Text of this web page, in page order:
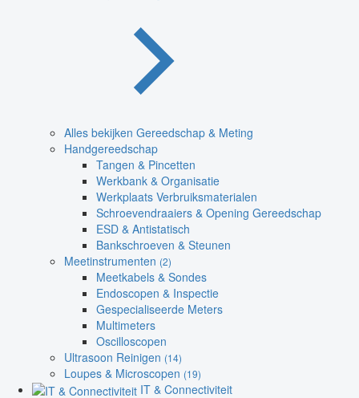
Alles bekijken Gereedschap & Meting
Handgereedschap
Tangen & Pincetten
Werkbank & Organisatie
Werkplaats Verbruiksmaterialen
Schroevendraaiers & Opening Gereedschap
ESD & Antistatisch
Bankschroeven & Steunen
Meetinstrumenten (2)
Meetkabels & Sondes
Endoscopen & Inspectie
Gespecialiseerde Meters
Multimeters
Oscilloscopen
Ultrasoon Reinigen (14)
Loupes & Microscopen (19)
IT & Connectiviteit